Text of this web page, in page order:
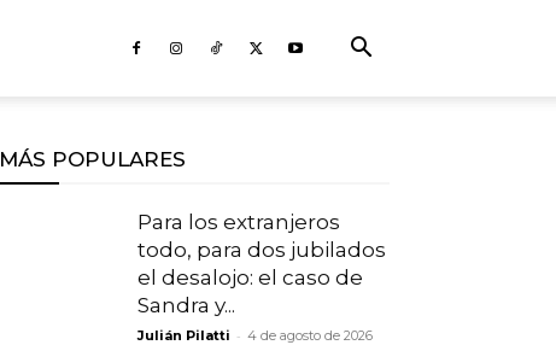
MÁS POPULARES
Para los extranjeros
todo, para dos jubilados
el desalojo: el caso de
Sandra y...
Julián Pilatti - 4 de agosto de 2026